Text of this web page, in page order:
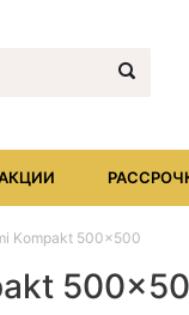
Kompakt 500x500